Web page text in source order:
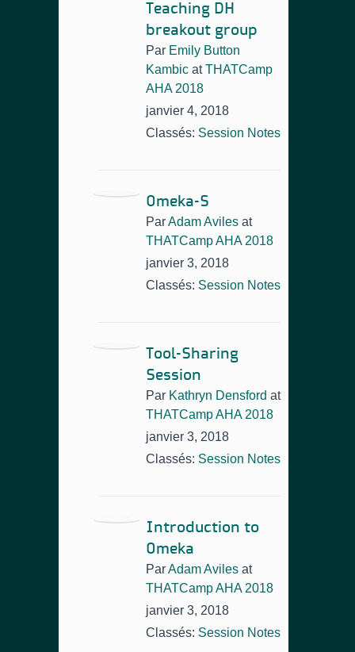
Teaching DH
breakout group
Par Emily Button
Kambic atTHATCamp
AHA 2018
janvier 4, 2018
Classés: Session Notes
Omeka-S
ParAdam Aviles at
THATCamp AHA 2018
janvier 3, 2018
Classés: Session Notes
Tool-Sharing
Session
Par Kathryn Densford at
THATCamp AHA 2018
janvier 3, 2018
Classés: Session Notes
Introduction to
Omeka
ParAdam Aviles at
THATCamp AHA 2018
janvier 3, 2018
Classés: Session Notes